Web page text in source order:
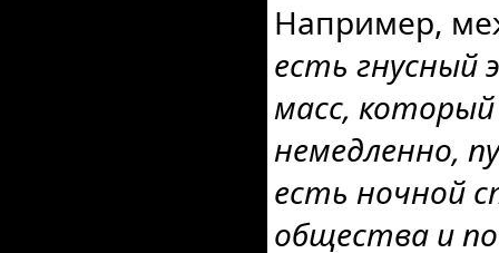
Например,
есть гнусный
масс,
немедленно,
есть ночной
общества и